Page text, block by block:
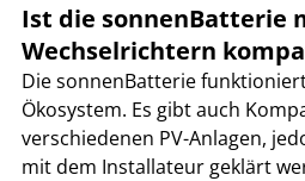
Ist die sonnenBatterie
Wechselrichtern
Die sonnenBatterie
Ökosystem. Es gibt auch
verschiedenen PV-Anlagen,
mit dem Installateur geklärt